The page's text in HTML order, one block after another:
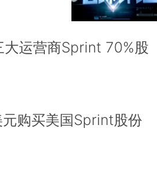
大运营商Sprint 70%股
购买美国Sprint股份